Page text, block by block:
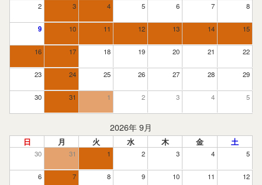
2 3 4 5 6 7 8
9 10 11 12 13 14 15
16 17 18 19 20 21 22
23 24 25 26 27 28 29
30 31 1 2 3 4 5
2026年 9月
日 月 火 水 木 金 土
30 31 1 2 3 4 5
6 7 8 9 10 11 12